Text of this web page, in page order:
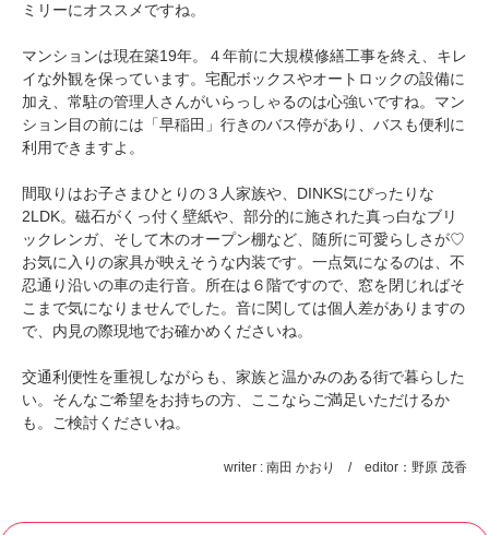
ミリーにオススメですね。
マンションは現在築19年。４年前に大規模修繕工事を終え、キレ
イな外観を保っています。宅配ボックスやオートロックの設備に
加え、常駐の管理人さんがいらっしゃるのは心強いですね。マン
ション目の前には「早稲田」行きのバス停があり、バスも便利に
利用できますよ。
間取りはお子さまひとりの３人家族や、DINKSにぴったりな
2LDK。磁石がくっ付く壁紙や、部分的に施された真っ白なブリ
ックレンガ、そして木のオープン棚など、随所に可愛らしさが♡
お気に入りの家具が映えそうな内装です。一点気になるのは、不
忍通り沿いの車の走行音。所在は６階ですので、窓を閉じればそ
こまで気になりませんでした。音に関しては個人差がありますの
で、内見の際現地でお確かめくださいね。
交通利便性を重視しながらも、家族と温かみのある街で暮らした
い。そんなご希望をお持ちの方、ここならご満足いただけるか
も。ご検討くださいね。
writer : 南田 かおり / editor：野原 茂香